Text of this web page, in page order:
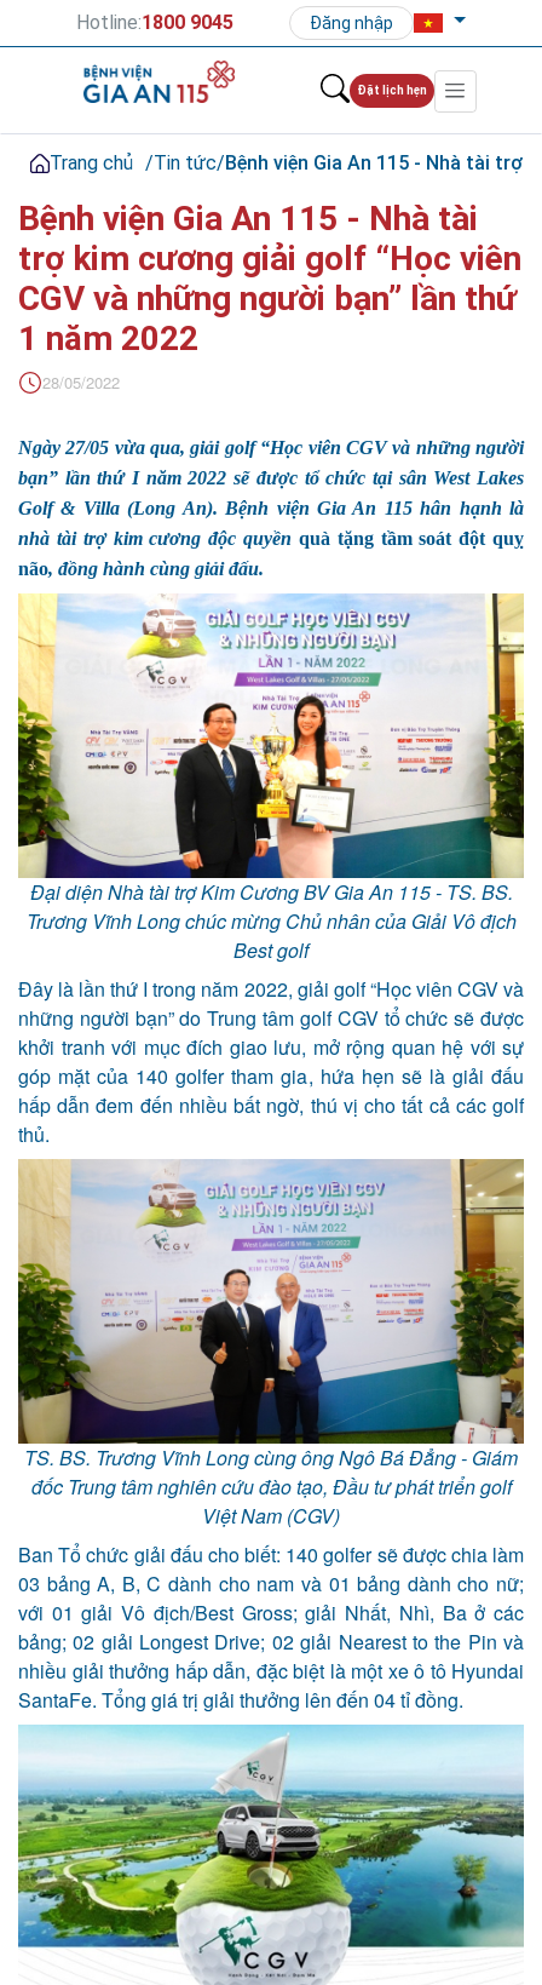
Hotline:1800 9045 Đăng nhập
Đặt lịch hẹn
Trang chủ /Tin tức/Bệnh viện Gia An 115 - Nhà tài trợ
Bệnh viện Gia An 115 - Nhà tài
trợ kim cương giải golf “Học viên
CGV và những người bạn” lần thứ
1 năm 2022
28/05/2022
Ngày 27/05 vừa qua, giải golf “Học viên CGV và những người
bạn” lần thứ I năm 2022 sẽ được tổ chức tại sân West Lakes
Golf & Villa (Long An). Bệnh viện Gia An 115 hân hạnh là
nhà tài trợ kim cương độc quyền quà tặng tầm soát đột quỵ
não, đồng hành cùng giải đấu.
Đại diện Nhà tài trợ Kim Cương BV Gia An 115 - TS. BS.
Trương Vĩnh Long chúc mừng Chủ nhân của Giải Vô địch
Best golf
Đây là lần thứ I trong năm 2022, giải golf“Học viên CGV và
những người bạn”do Trung tâm golf CGV tổ chức sẽ được
khởi tranh với mục đích giao lưu, mở rộng quan hệ với sự
góp mặt của 140 golfer tham gia, hứa hẹn sẽ là giải đấu
hấp dẫn đem đến nhiều bất ngờ, thú vị cho tất cả các golf
thủ.
TS. BS. Trương Vĩnh Long cùng ông Ngô Bá Đẳng - Giám
đốc Trung tâm nghiên cứu đào tạo, Đầu tư phát triển golf
Việt Nam (CGV)
Ban Tổ chức giải đấu cho biết: 140 golfer sẽ được chia làm
03 bảng A, B, C dành cho nam và 01 bảng dành cho nữ;
với 01 giải Vô địch/Best Gross; giải Nhất, Nhì, Ba ở các
bảng; 02 giải Longest Drive; 02 giải Nearest to the Pin và
nhiều giải thưởng hấp dẫn, đặc biệt là một xe ô tô Hyundai
SantaFe. Tổng giá trị giải thưởng lên đến 04 tỉ đồng.